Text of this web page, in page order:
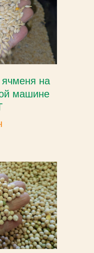
ячменя на
машине